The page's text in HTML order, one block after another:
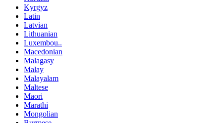
Kyrgyz
Latin
Latvian
Lithuanian
Luxembou..
Macedonian
Malagasy
Malay
Malayalam
Maltese
Maori
Marathi
Mongolian